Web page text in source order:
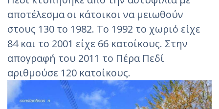
αποτέλεσμα οι κάτοικοι να μειωθούν
στους 130 το 1982. Το 1992 το χωριό είχε
84 και το 2001 είχε 66 κατοίκους. Στην
απογραφή του 2011 το Πέρα Πεδί
αριθμούσε 120 κατοίκους.